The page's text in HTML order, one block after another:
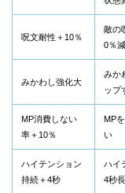
呪文耐性＋10％
敵の
0％
みかわし強化大
みか
ップ
MP消費しない
率＋10％
MP
い
ハイテンション
持続＋4秒
ハイ
4秒